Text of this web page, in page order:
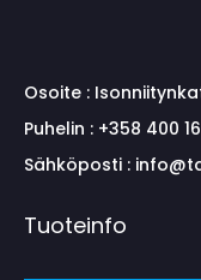
Osoite :
Puhelin : +358 400
Sähköposti :
Tuoteinfo